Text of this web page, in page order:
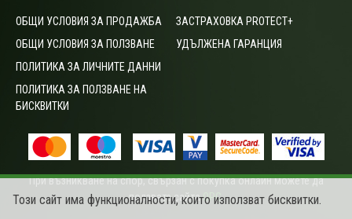
ОБЩИ УСЛОВИЯ ЗА ПРОДАЖБА
ОБЩИ УСЛОВИЯ ЗА ПОЛЗВАНЕ
ПОЛИТИКА ЗА ЛИЧНИТЕ ДАННИ
ПОЛИТИКА ЗА ПОЛЗВАНЕ НА
БИСКВИТКИ
ЗАСТРАХОВКА PROTECT+
УДЪЛЖЕНА ГАРАНЦИЯ
При възникване на спор, свързан с покупка онлайн можете да
ползвате сайтаОРС.
Този сайт има функционалности, които използват бисквитки.